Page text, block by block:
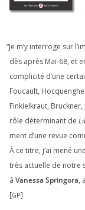
“Je m’y inter­roge sur
dès après Mai-68, et
com­pli­ci­té d’une
Foucault,
Finkielkraut,
rôle déter­mi­nant de
ment d’une revue
À ce titre, j’ai mené
très actuelle de notre
à Vanessa Springora,
[GP]